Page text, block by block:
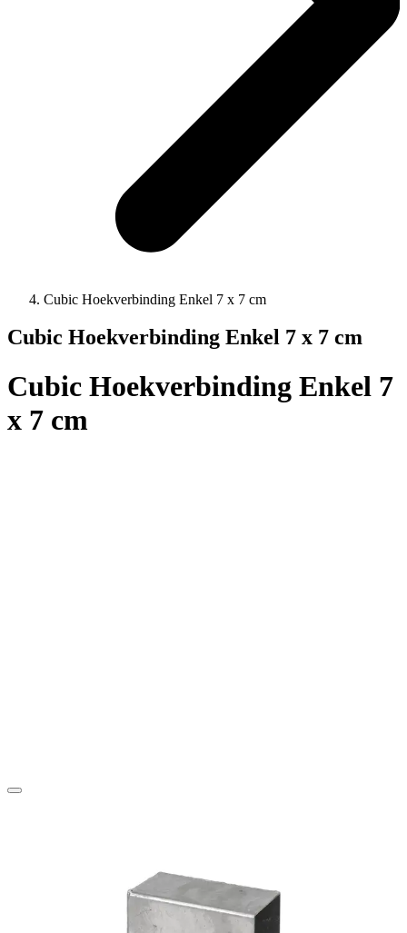
Cubic Hoekverbinding Enkel 7 x 7 cm
Cubic Hoekverbinding Enkel 7 x 7 cm
Cubic Hoekverbinding Enkel 7
x 7 cm